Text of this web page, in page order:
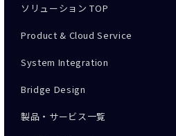
ソリューション TOP
Product & Cloud Service
System Integration
Bridge Design
製品・サービス一覧